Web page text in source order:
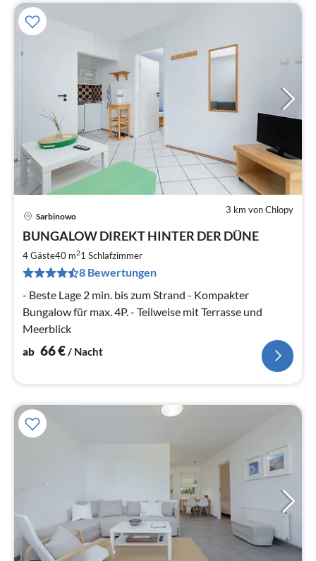
3 km von Chlopy
Sarbinowo
BUNGALOW DIREKT HINTER DER DÜNE
4 Gäste40 m21 Schlafzimmer
8 Bewertungen
- Beste Lage 2 min. bis zum Strand - Kompakter
Bungalow für max. 4P. - Teilweise mit Terrasse und
Meerblick
ab 66€/ Nacht